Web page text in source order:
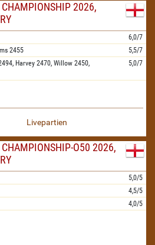
2026,
6,0/7
2455
5,5/7
Harvey 2470, Willow 2450,
5,0/7
Livepartien
O50 2026,
5,0/5
4,5/5
4,0/5